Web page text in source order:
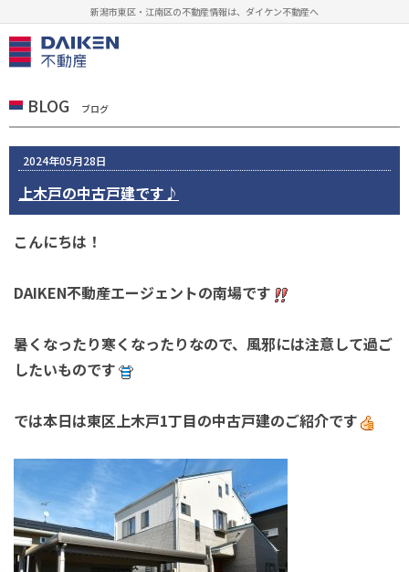
新潟市東区・江南区の不動産情報は、ダイケン不動産へ
BLOG ブログ
2024年05月28日
上木戸の中古戸建です♪
こんにちは！
DAIKEN不動産エージェントの南場です
暑くなったり寒くなったりなので、風邪には注意して過ご
したいものです
では本日は東区上木戸1丁目の中古戸建のご紹介です